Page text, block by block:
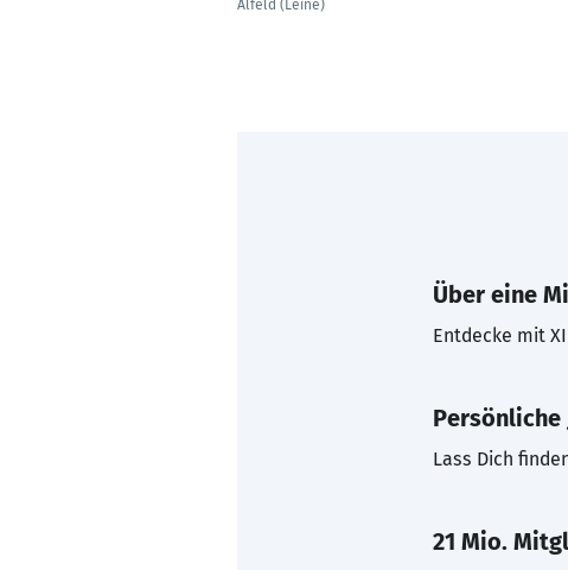
Alfeld (Leine)
Über eine
Entdecke mit
Persönliche
Lass Dich
21 Mio.